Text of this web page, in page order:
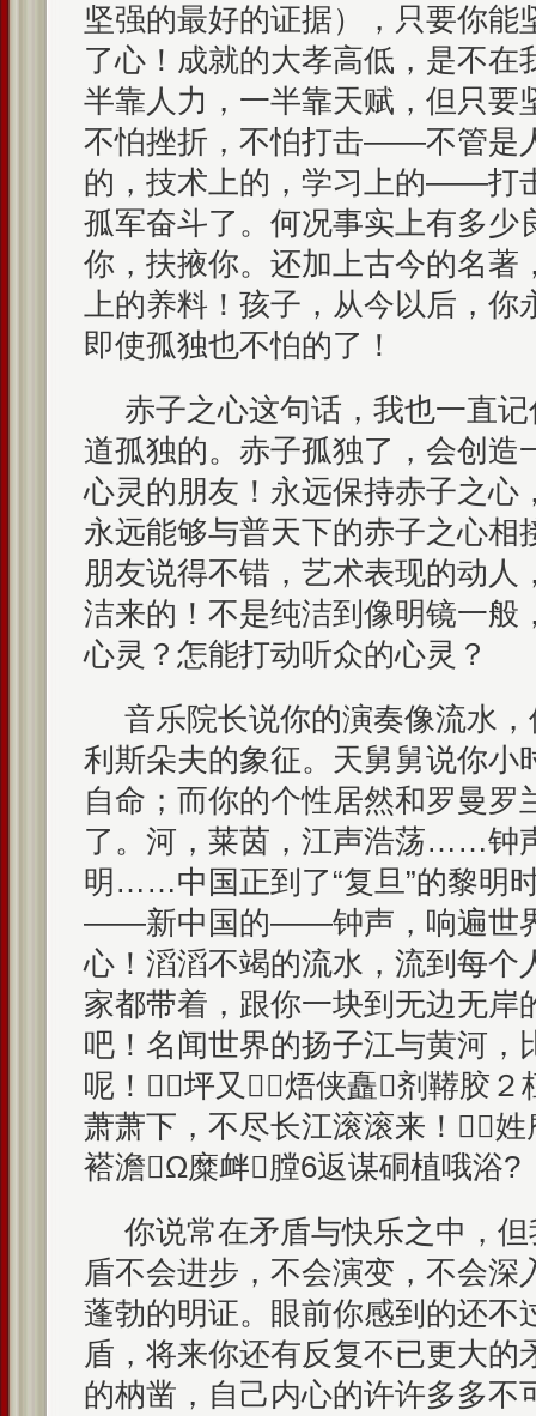
坚强的最好的证据），只要你能
了心！成就的大孝高低，是不在
半靠人力，一半靠天赋，但只要
不怕挫折，不怕打击——不管是
的，技术上的，学习上的——打
孤军奋斗了。何况事实上有多少
你，扶掖你。还加上古今的名著
上的养料！孩子，从今以后，你
即使孤独也不怕的了！
赤子之心这句话，我也一直
道孤独的。赤子孤独了，会创造
心灵的朋友！永远保持赤子之心
永远能够与普天下的赤子之心相
朋友说得不错，艺术表现的动人
洁来的！不是纯洁到像明镜一般
心灵？怎能打动听众的心灵？
音乐院长说你的演奏像流水
利斯朵夫的象征。天舅舅说你小
自命；而你的个性居然和罗曼罗
了。河，莱茵，江声浩荡……钟
明……中国正到了“复旦”的黎明
——新中国的——钟声，响遍世
心！滔滔不竭的流水，流到每个
家都带着，跟你一块到无边无岸
吧！名闻世界的扬子江与黄河，
呢！坪又焐侠矗剂鞯胶
萧萧下，不尽长江滚滚来！
褡澹Ω糜衅膛6返谋硐植哦浴?
你说常在矛盾与快乐之中，
盾不会进步，不会演变，不会深
蓬勃的明证。眼前你感到的还不
盾，将来你还有反复不已更大的
的枘凿，自己内心的许许多多不